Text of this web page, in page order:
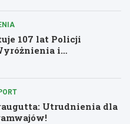
107 lat Policji
i
bohaterów służby
Utrudnienia dla